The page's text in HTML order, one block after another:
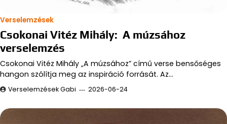
Verselemzések
Csokonai Vitéz Mihály: A múzsához
verselemzés
Csokonai Vitéz Mihály „A múzsához” című verse bensőséges
hangon szólítja meg az inspiráció forrását. Az…
Verselemzések Gabi 2026-06-24